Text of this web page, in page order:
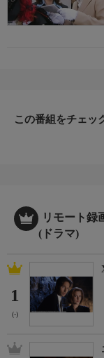
番組内容
数日後、貴衣子に
た貴衣子は、ある
この番組をチェッ
リモート録
(ドラマ)
1
(-)